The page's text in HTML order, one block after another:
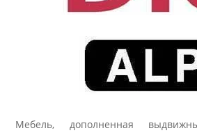
Мебель, дополненная